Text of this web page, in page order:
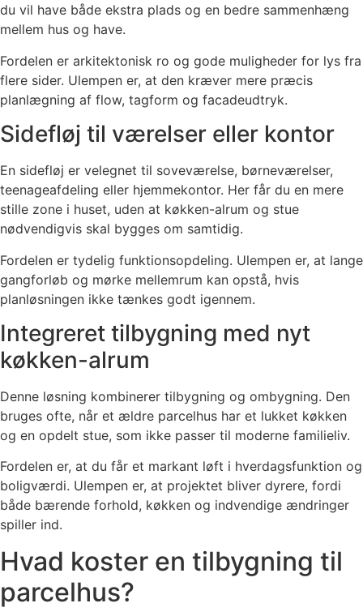
du vil have både ekstra plads og en bedre sammenhæng
mellem hus og have.
Fordelen er arkitektonisk ro og gode muligheder for lys fra
flere sider. Ulempen er, at den kræver mere præcis
planlægning af flow, tagform og facadeudtryk.
Sidefløj til værelser eller kontor
En sidefløj er velegnet til soveværelse, børneværelser,
teenageafdeling eller hjemmekontor. Her får du en mere
stille zone i huset, uden at køkken-alrum og stue
nødvendigvis skal bygges om samtidig.
Fordelen er tydelig funktionsopdeling. Ulempen er, at lange
gangforløb og mørke mellemrum kan opstå, hvis
planløsningen ikke tænkes godt igennem.
Integreret tilbygning med nyt
køkken-alrum
Denne løsning kombinerer tilbygning og ombygning. Den
bruges ofte, når et ældre parcelhus har et lukket køkken
og en opdelt stue, som ikke passer til moderne familieliv.
Fordelen er, at du får et markant løft i hverdagsfunktion og
boligværdi. Ulempen er, at projektet bliver dyrere, fordi
både bærende forhold, køkken og indvendige ændringer
spiller ind.
Hvad koster en tilbygning til
parcelhus?